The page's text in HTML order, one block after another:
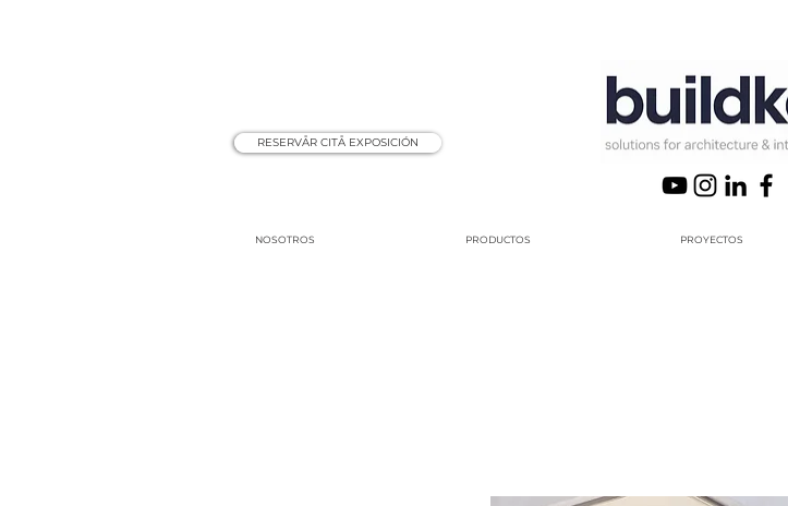
RESERVÅR CITÅ EXPOSICIÓN
NOSOTROS PRODUCTOS PROYECTOS